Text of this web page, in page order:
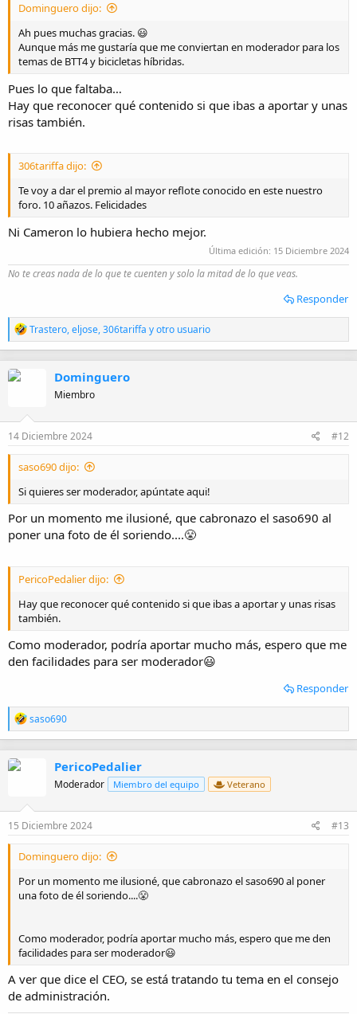
Dominguero dijo:
Ah pues muchas gracias. 😃
Aunque más me gustaría que me conviertan en moderador para los
temas de BTT4 y bicicletas híbridas.
Pues lo que faltaba…
Hay que reconocer qué contenido si que ibas a aportar y unas
risas también.
306tariffa dijo:
Te voy a dar el premio al mayor reflote conocido en este nuestro
foro. 10 añazos. Felicidades
Ni Cameron lo hubiera hecho mejor.
Última edición: 15 Diciembre 2024
No te creas nada de lo que te cuenten y solo la mitad de lo que veas.
Responder
R
e
a
n
e
s
Trastero,eljose,306tariffa y otro usuario
Dominguero
Miembro
14 Diciembre 2024 #12
saso690 dijo:
Si quieres ser moderador, apúntate aqui!
Por un momento me ilusioné, que cabronazo el saso690 al
poner una foto de él soriendo....😤
PericoPedalier dijo:
Hay que reconocer qué contenido si que ibas a aportar y unas risas
también.
Como moderador, podría aportar mucho más, espero que me
den facilidades para ser moderador😃
Responder
R
e
a
n
e
s
saso690
PericoPedalier
Moderador Miembro del equipo Veterano
15 Diciembre 2024 #13
Dominguero dijo:
Por un momento me ilusioné, que cabronazo el saso690 al poner
una foto de él soriendo....😤
Como moderador, podría aportar mucho más, espero que me den
facilidades para ser moderador😃
A ver que dice el CEO, se está tratando tu tema en el consejo
de administración.